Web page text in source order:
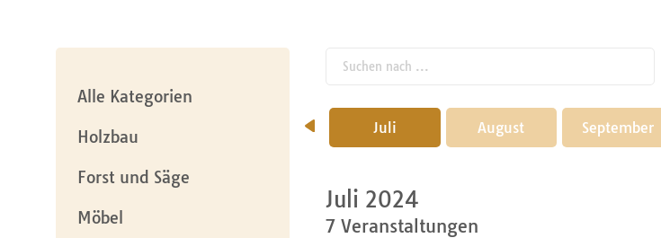
Alle Kategorien
Holzbau
Forst und Säge
Möbel
Suchen nach ...
pw_l
Juli August September
Juli 2024
7 Veranstaltungen